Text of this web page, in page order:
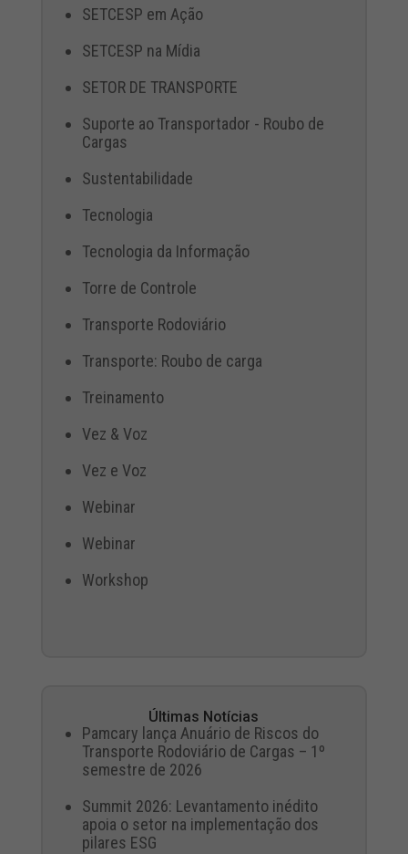
SETCESP em Ação
SETCESP na Mídia
SETOR DE TRANSPORTE
Suporte ao Transportador - Roubo de
Cargas
Sustentabilidade
Tecnologia
Tecnologia da Informação
Torre de Controle
Transporte Rodoviário
Transporte: Roubo de carga
Treinamento
Vez & Voz
Vez e Voz
Webinar
Webinar
Workshop
Últimas Notícias
Pamcary lança Anuário de Riscos do
Transporte Rodoviário de Cargas – 1º
semestre de 2026
Summit 2026: Levantamento inédito
apoia o setor na implementação dos
pilares ESG